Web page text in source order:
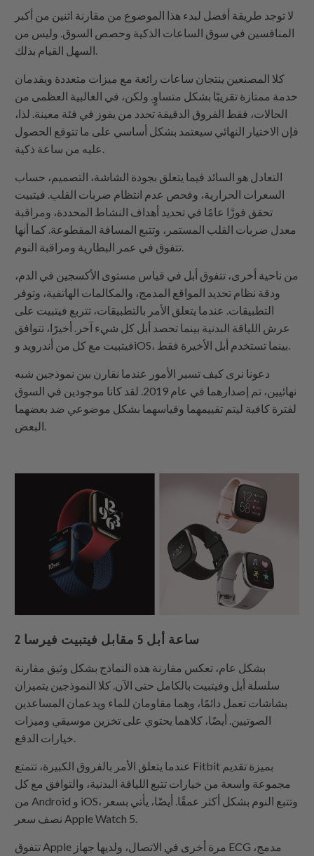
لا توجد طريقة أفضل لبدء هذا الموضوع من مقارنة اثنين من أكبر
المنافسين في سوق الساعات الذكية وحصص السوق. وليس من
كلا المصنعين ينتجان ساعات رائعة مع ميزات متعددة ويقدمان
خدمة ممتازة تقريبًا بشكل متساوٍ. ولكن، في الغالبية العظمى من
الحالات، فقط الفروق الدقيقة تحدد من يفوز في فئة معينة. لذا،
فإن الاختيار النهائي سيعتمد بشكل أساسي على ما تتوقع الحصول
التعادل هو السائد فيما يتعلق بجودة الشاشة، التصميم، حساب
السعرات الحرارية، وفحص عدم انتظام ضربات القلب. فيتبيت
تحقق فوزًا عامًا في تحديد أهداف النشاط المحددة، ومراقبة
معدل ضربات القلب المستمر، وتتبع المسافة المقطوعة. كما أنها
من ناحية أخرى، تتفوق أبل في قياس مستوى الأكسجين في الدم،
ودقة نظام تحديد المواقع المدمج، والمكالمات الهاتفية، وتوفر
التطبيقات. عندما يتعلق الأمر بالتطبيقات، تتربع فيتبيت على
عرش اللياقة البدنية بينما تحصد أبل كل شيء آخر. أخيرًا، تتوافق
دعونا نرى كيف تسير الأمور عندما نقارن بين نموذجين شبه
نهائيين، تم إصدارهما في عام 2019. لقد كانا موجودين في السوق
لفترة كافية ليتم تقييمهما وقياسهما بشكل موضوعي ضد بعضهما
ساعة أبل 5 مقابل فيتبيت فيرسا 2
بشكل عام، تعكس مقارنة هذه النماذج بشكل وثيق مقارنة
سلسلة أبل وفيتبيت بالكامل حتى الآن. كلا النموذجين يتميزان
بشاشات تعمل دائمًا، وهما مقاومان للماء ويدعمان المساعدين
الصوتيين. أيضًا، كلاهما يحتوي على تخزين موسيقي وميزات
خيارات الدفع.
عندما يتعلق الأمر بالفروق الكبيرة، تتمتع Fitbit بميزة تقديم
مجموعة واسعة من خيارات تتبع اللياقة البدنية، والتوافق مع كل
من Android و iOS، وتتبع النوم بشكل أكثر عمقًا. أيضًا، يأتي بسعر
نصف سعر Apple Watch 5.
تتفوق Apple مرة أخرى في الاتصال، ولديها جهاز ECG مدمج،